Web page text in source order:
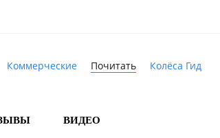
Коммерческие Почитать Колёса Гид
ВИДЕО